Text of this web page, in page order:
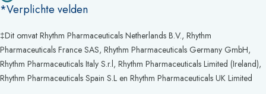
*Verplichte velden
‡Dit omvat Rhythm Pharmaceuticals Netherlands B.V., Rhythm
Pharmaceuticals France SAS, Rhythm Pharmaceuticals Germany GmbH,
Rhythm Pharmaceuticals Italy S.r.l, Rhythm Pharmaceuticals Limited (Ireland),
Rhythm Pharmaceuticals Spain S.L en Rhythm Pharmaceuticals UK Limited